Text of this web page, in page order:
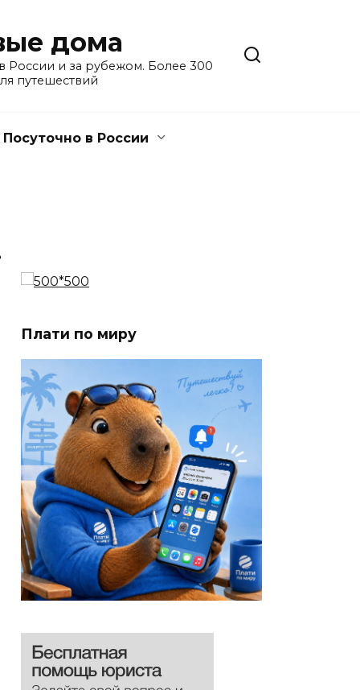
дома
России и за рубежом. Более 300
путешествий
Посуточно в России
Плати по миру